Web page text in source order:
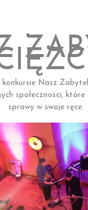
konkursie Nasz
społeczności, które
sprawy w swoje ręce.